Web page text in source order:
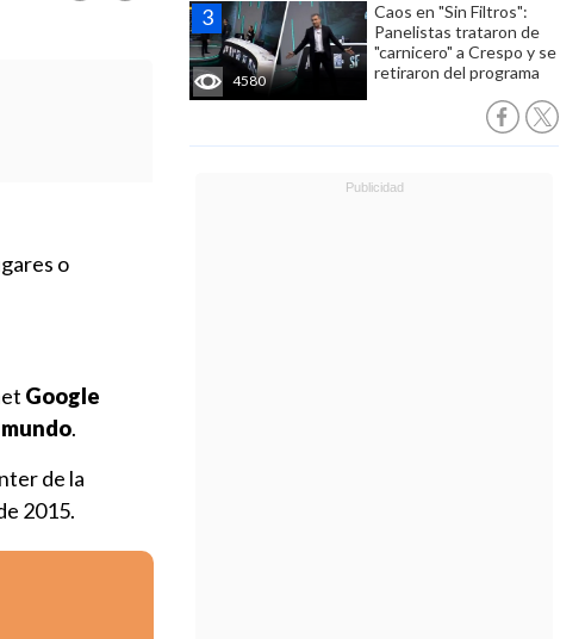
4580
Caos en "Sin Filtros":
Panelistas trataron de
"carnicero" a Crespo y se
retiraron del programa
o
Google
.
de la
2015.